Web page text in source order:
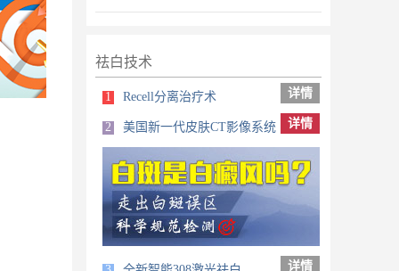
祛白技术
1 Recell分离治疗术 详情
2 美国新一代皮肤CT影像系统 详情
3 全新智能308激光祛白 详情